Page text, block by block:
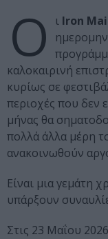
Ο ι Iron
καλοκαιρινή
κυρίως σε
περιοχές που δεν
μήνας θα
πολλά άλλα μέρη
ανακοινωθούν
Είναι μια γεμάτη
υπάρξουν
Στις 23 Μαΐου